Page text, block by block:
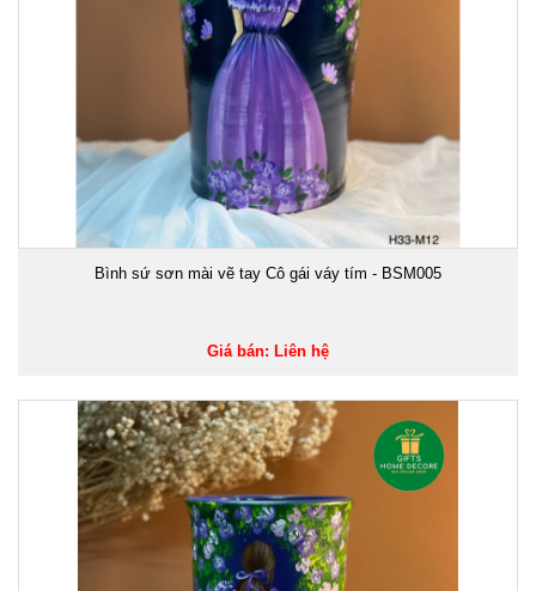
Bình sứ sơn mài vẽ tay Cô gái váy tím - BSM005
Giá bán: Liên hệ